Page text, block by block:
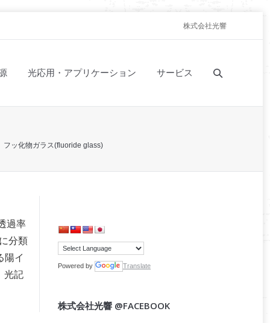
株式会社光響
光応用・アプリケーション サービス
フッ化物ガラス(fluoride glass)
過率
分類
陽イ
光記
Powered by Translate
株式会社光響 @FACEBOOK